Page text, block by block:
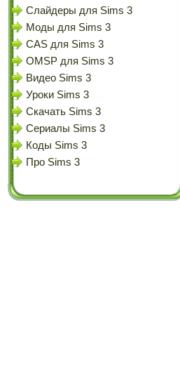
Слайдеры для Sims 3
Моды для Sims 3
CAS для Sims 3
OMSP для Sims 3
Видео Sims 3
Уроки Sims 3
Скачать Sims 3
Сериалы Sims 3
Коды Sims 3
Про Sims 3